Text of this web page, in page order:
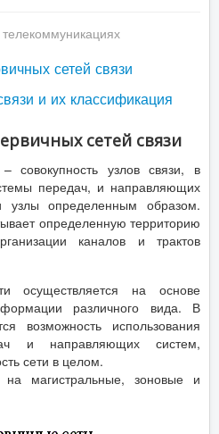
сетей связи
и их классификация
сетей связи
– совокупность узлов связи, в
передач, и направляющих
узлы определенным образом.
определенную территорию
каналов и трактов
осуществляется на основе
различного вида. В
возможность использования
и направляющих систем,
сети в целом.
магистральные, зоновые и